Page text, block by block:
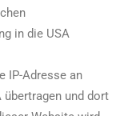
in die USA
IP-Adresse an
übertragen und dort